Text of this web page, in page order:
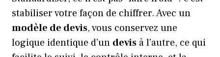
stabiliser votre façon de chiffrer. Avec un
modèle de devis, vous conservez une
logique identique d’un devis à l’autre, ce qui